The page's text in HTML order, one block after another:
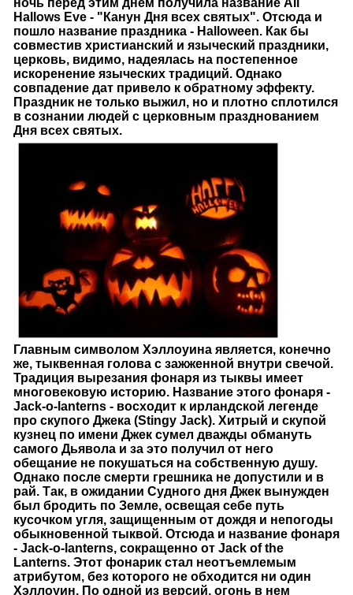
ночь перед этим днем получила название All
Hallows Eve - "Канун Дня всех святых". Отсюда и
пошло название праздника - Halloween. Как бы
совместив христианский и языческий праздники,
церковь, видимо, надеялась на постепенное
искоренение языческих традиций. Однако
совпадение дат привело к обратному эффекту.
Праздник не только выжил, но и плотно сплотился
в сознании людей с церковным празднованием
Дня всех святых.
Главным символом Хэллоуина является, конечно
же, тыквенная голова с зажженной внутри свечой.
Традиция вырезания фонаря из тыквы имеет
многовековую историю. Название этого фонаря -
Jack-o-lanterns - восходит к ирландской легенде
про скупого Джека (Stingy Jack). Хитрый и скупой
кузнец по имени Джек сумел дважды обмануть
самого Дьявола и за это получил от него
обещание не покушаться на собственную душу.
Однако после смерти грешника не допустили и в
рай. Так, в ожидании Судного дня Джек вынужден
был бродить по Земле, освещая себе путь
кусочком угля, защищенным от дождя и непогоды
обыкновенной тыквой. Отсюда и название фонаря
- Jack-o-lanterns, сокращенно от Jack of the
Lanterns. Этот фонарик стал неотъемлемым
атрибутом, без которого не обходится ни один
Хэллоуин. По одной из версий, огонь в нем